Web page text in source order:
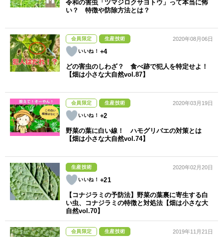
令和の害虫「ツマジロクサヨトウ」って本当に怖
い？ 特徴や防除方法とは？
会員限定 生産技術
+4
2020年08月06日
どの害虫のしわざ？ 食べ跡で犯人を特定せよ！
【畑は小さな大自然vol.87】
会員限定 生産技術
+2
2020年03月19日
野菜の葉に白い線！ ハモグリバエの対策とは
【畑は小さな大自然vol.74】
生産技術
+21
2020年02月20日
【コナジラミの予防法】野菜の葉裏に寄生する白
い虫、コナジラミの特徴と対処法【畑は小さな大
自然vol.70】
会員限定 生産技術 2019年11月21日